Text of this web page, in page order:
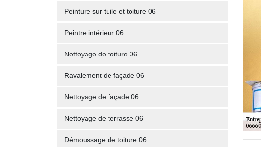
Peinture sur tuile et toiture 06
Peintre intérieur 06
Nettoyage de toiture 06
Ravalement de façade 06
Nettoyage de façade 06
Nettoyage de terrasse 06
Démoussage de toiture 06